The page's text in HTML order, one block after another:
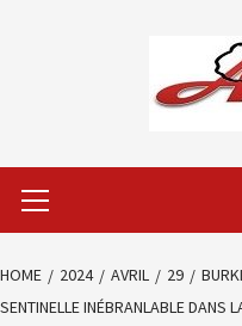
Menu
HOME 2024 AVRIL 29
SENTINELLE INÉBRANLABLE DANS